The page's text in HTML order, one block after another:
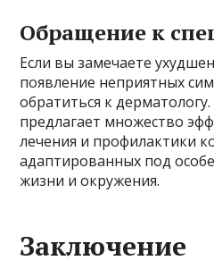
Обращение к
Если вы замечаете
появление неприятных
обратиться к
предлагает множество
лечения и профилактики
адаптированных под
жизни и окружения.
Заключение